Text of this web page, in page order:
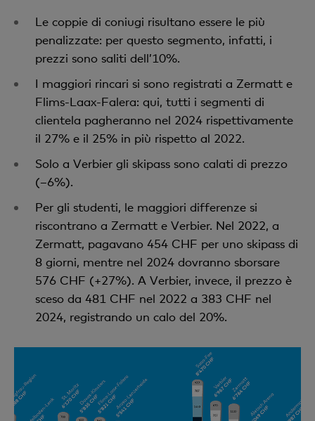
Le coppie di coniugi risultano essere le più
penalizzate: per questo segmento, infatti, i
prezzi sono saliti dell’10%.
I maggiori rincari si sono registrati a Zermatt e
Flims-Laax-Falera: qui, tutti i segmenti di
clientela pagheranno nel 2024 rispettivamente
il 27% e il 25% in più rispetto al 2022.
Solo a Verbier gli skipass sono calati di prezzo
(–6%).
Per gli studenti, le maggiori differenze si
riscontrano a Zermatt e Verbier. Nel 2022, a
Zermatt, pagavano 454 CHF per uno skipass di
8 giorni, mentre nel 2024 dovranno sborsare
576 CHF (+27%). A Verbier, invece, il prezzo è
sceso da 481 CHF nel 2022 a 383 CHF nel
2024, registrando un calo del 20%.